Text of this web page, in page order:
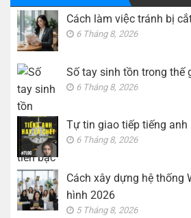
Web
tinh
tàng
hình
2026
kế
họa
bằng
AI
2026
Cách làm việc tránh bị
6 Tháng 8, 2026
Số tay sinh tồn trong thế
6 Tháng 8, 2026
Tự tin giao tiếp tiếng anh
6 Tháng 8, 2026
Cách xây dựng hệ thống
hình 2026
5 Tháng 8, 2026